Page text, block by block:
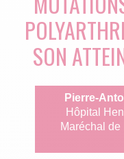
SON
Pierre-
Hôpital
Maréchal de